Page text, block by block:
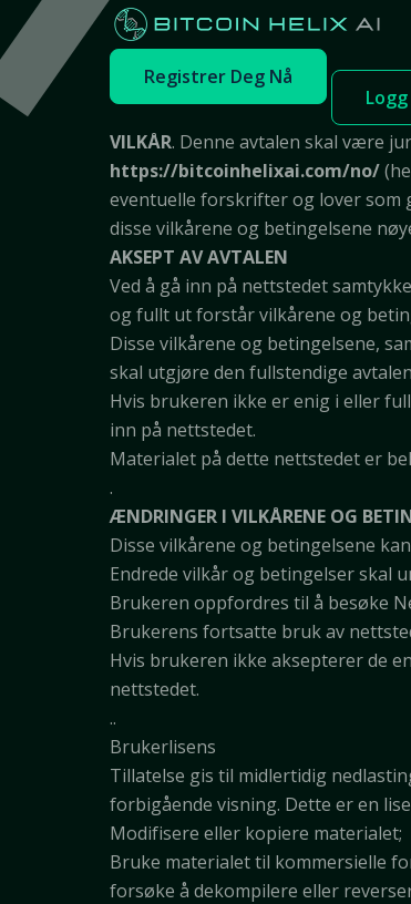
Registrer Deg Nå
VILKÅR
VILKÅR. Denne avtalen skal være
https://bitcoinhelixai.com/no/
eventuelle forskrifter og lover som
disse vilkårene og betingelsene
AKSEPT AV AVTALEN
Ved å gå inn på nettstedet
og fullt ut forstår vilkårene og
Disse vilkårene og betingelsene,
skal utgjøre den fullstendige
Hvis brukeren ikke er enig i eller
inn på nettstedet.
Materialet på dette nettstedet er
.
ÆNDRINGER I VILKÅRENE OG
Disse vilkårene og betingelsene
Endrede vilkår og betingelser skal
Brukeren oppfordres til å besøke
Brukerens fortsatte bruk av
Hvis brukeren ikke aksepterer de
nettstedet.
..
Brukerlisens
Tillatelse gis til midlertidig
forbigående visning. Dette er en
Modifisere eller kopiere materialet;
Bruke materialet til kommersielle
forsøke å dekompilere eller